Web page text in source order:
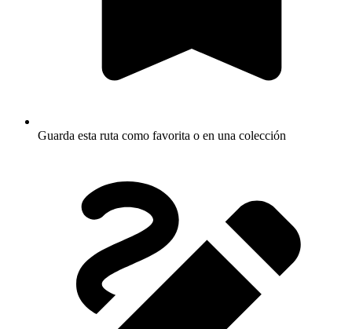
Guarda esta ruta como favorita o en una colección